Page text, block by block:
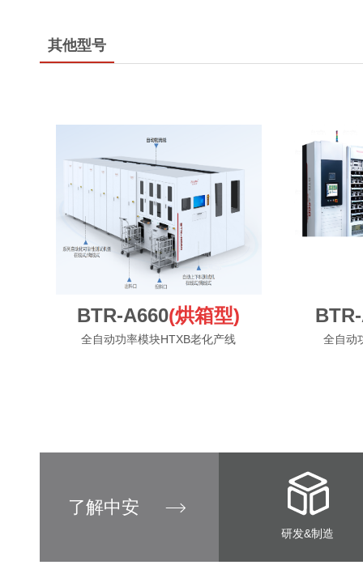
其他型号
BTR-A660(烘箱型)
全自动功率模块HTXB老化产线 全自动
了解中安
研发&制造